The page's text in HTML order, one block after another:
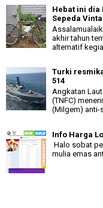
Hebat ini dia
Sepeda
akhir tahun
alternatif
Turki
514
Angkatan
(TNFC)
(Milgem) anti-
Info Harga
Halo sobat
mulia emas